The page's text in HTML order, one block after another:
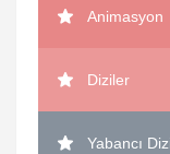
Animasyon
Diziler
Yabancı